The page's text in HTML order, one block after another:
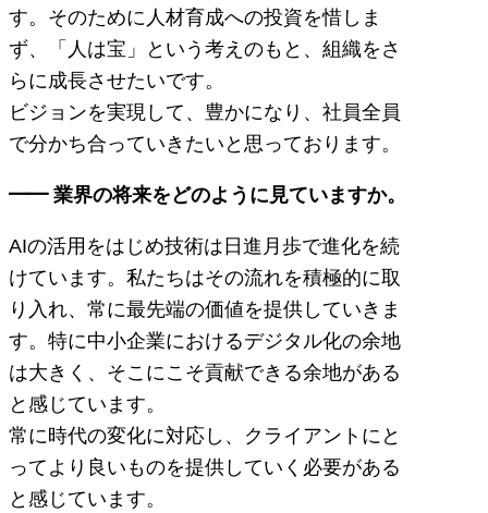
す。そのために人材育成への投資を惜しま
ず、「人は宝」という考えのもと、組織をさ
らに成長させたいです。
ビジョンを実現して、豊かになり、社員全員
で分かち合っていきたいと思っております。
━━ 業界の将来をどのように見ていますか。
AIの活用をはじめ技術は日進月歩で進化を続
けています。私たちはその流れを積極的に取
り入れ、常に最先端の価値を提供していきま
す。特に中小企業におけるデジタル化の余地
は大きく、そこにこそ貢献できる余地がある
と感じています。
常に時代の変化に対応し、クライアントにと
ってより良いものを提供していく必要がある
と感じています。